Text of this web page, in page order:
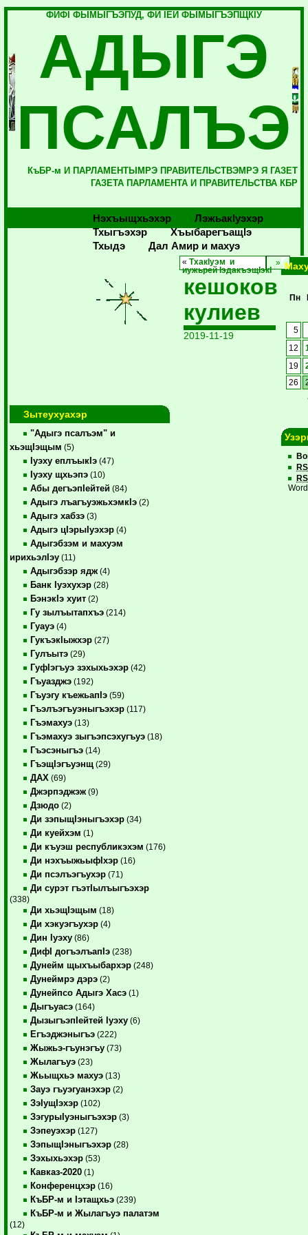
ФИФI ФЫМЫГЪЭПУД, ФИ IЕЙ ФЫМЫГЪЭПЩКIУ
АДЫГЭ
ПСАЛЪЭ
КъБР-м И ПАРЛАМЕНТЫМРЭ ПРАВИТЕЛЬСТВЭМРЭ Я ГАЗЕТ
ГАЗЕТА ПАРЛАМЕНТА И ПРАВИТЕЛЬСТВА КБР
Нэхъыщхьэхэр
Лэжьакlуэхэр
Тхыгъэхэр
Хъыбарегъащlэ
Тхыдэ
Дал Амир и махуэ
Зытеухуахэр
"Адыгэ псалъэм" и
хьэщIэщым (5)
Iуэху еплъыкIэ (47)
Iуэху щхьэпэ (10)
Абы дегъэпIейтей (84)
Адыгэ лъагъуэжьхэмкIэ (2)
Адыгэ хабзэ (3)
Адыгэ цIэрыIуэхэр (4)
Адыгэбзэм и махуэм
ирихьэлIэу (11)
Адыгэбзэр ядж (4)
Банк Iуэхухэр (28)
БэнэкIэ хуит (2)
Гу зылъытапхъэ (214)
Гуауэ (4)
ГукъэкIыжхэр (27)
Гулъытэ (29)
ГуфIэгъуэ зэхыхьэхэр (42)
Гъуазджэ (192)
Гъуэгу къежьапIэ (59)
Гъэлъэгъуэныгъэхэр (117)
Гъэмахуэ (13)
Гъэмахуэ зыгъэпсэхугъуэ (18)
Гъэсэныгъэ (14)
ГъэщIэгъуэнщ (29)
ДАХ (69)
Джэрпэджэж (9)
Дзюдо (2)
Ди зэпыщIэныгъэхэр (34)
Ди куейхэм (1)
Ди къуэш республикэхэм (176)
Ди нэхъыжьыфIхэр (16)
Ди псэлъэгъухэр (71)
Ди сурэт гъэтIылъыгъэхэр
(338)
Ди хьэщIэщым (18)
Ди хэкуэгъухэр (4)
Дин Iуэху (86)
ДифI догъэлъапIэ (238)
Дунейм щыхъыбархэр (248)
Дунеймрэ дэрэ (2)
Дунейпсо Адыгэ Хасэ (1)
Дыгъуасэ (164)
ДызыгъэпIейтей Iуэху (6)
Егъэджэныгъэ (222)
Жыжьэ-гъунэгъу (73)
Жылагъуэ (23)
Жьыщхьэ махуэ (13)
Зауэ гъуэгуанэхэр (2)
ЗэIущIэхэр (102)
ЗэгурыIуэныгъэхэр (3)
Зэпеуэхэр (127)
ЗэпыщIэныгъэхэр (28)
Зэхыхьэхэр (53)
Кавказ-2020 (1)
Конференцхэр (16)
КъБР-м и Iэтащхьэ (239)
КъБР-м и Жылагъуэ палатэм
(12)
«ТхакIуэм и
иужьрей IэдакъэщIэкI
кешоков
кулиев
2019-11-19
Пн
5
12
19
26